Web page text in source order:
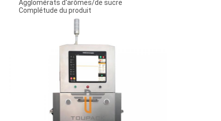
Agglomérats d'arômes/de sucre
Complétude du produit